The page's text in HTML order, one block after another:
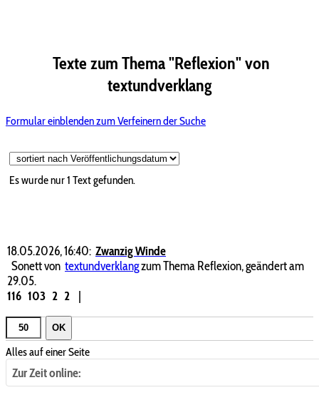
Texte zum Thema "Reflexion" von
textundverklang
Formular einblenden zum Verfeinern der Suche
Es wurde nur 1 Text gefunden.
18.05.2026, 16:40: Zwanzig Winde
Sonett von textundverklangzum Thema Reflexion, geändert am
29.05.
116 103 2 2 |
OK
Alles auf einer Seite
Zur Zeit online: